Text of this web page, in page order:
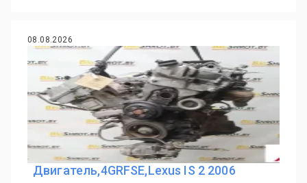
08.08.2026
Двигатель,4GRFSE,Lexus IS 2 2006